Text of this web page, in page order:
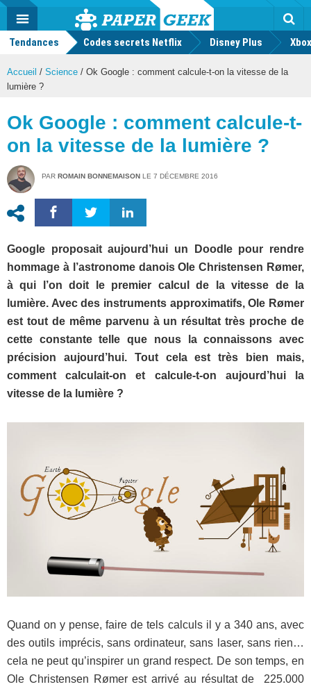
Actu
geek
MENU
Tendances Codes secrets Netflix Disney Plus
Accueil / Science / Ok Google : comment calcule-t-on la vitesse de la
lumière ?
Ok Google : comment calcule-t-
on la vitesse de la lumière ?
PAR ROMAIN BONNEMAISON LE 7 DÉCEMBRE 2016
Google proposait aujourd’hui un Doodle pour rendre
hommage à l’astronome danois Ole Christensen Rømer,
à qui l’on doit le premier calcul de la vitesse de la
lumière. Avec des instruments approximatifs, Ole Rømer
est tout de même parvenu à un résultat très proche de
cette constante telle que nous la connaissons avec
précision aujourd’hui. Tout cela est très bien mais,
comment calculait-on et calcule-t-on aujourd’hui la
vitesse de la lumière ?
Quand on y pense, faire de tels calculs il y a 340 ans, avec
des outils imprécis, sans ordinateur, sans laser, sans rien…
cela ne peut qu’inspirer un grand respect. De son temps, en
Ole Christensen Rømer est arrivé au résultat de 225.000
Mode
FacebookTwitter Youtube